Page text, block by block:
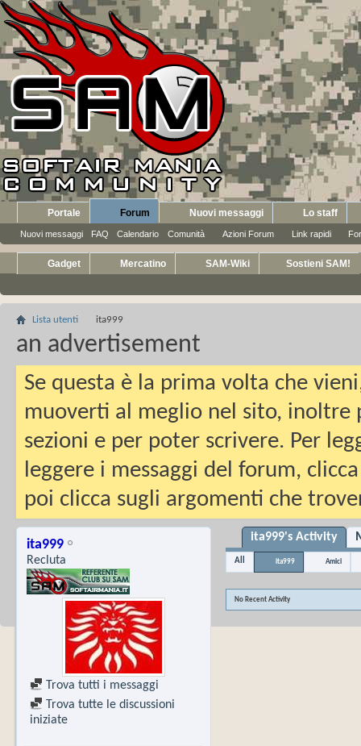
Portale Forum
Nuovi messaggi FAQ Calendario Comunità Azioni Forum Link rapidi
Nuovi messaggi Lo staff
Gadget Mercatino SAM-Wiki Sostieni SAM!
Lista utenti ita999
an advertisement
Se questa è la prima volta che
muoverti al meglio nel sito, inoltre
sezioni e per poter scrivere. Per
leggere i messaggi del forum,
poi clicca sugli argomenti che
ita999
Recluta
Trova tutti i messaggi
Trova tutte le discussioni
iniziate
ita999's Activity
All ita999 Amici
No Recent Activity